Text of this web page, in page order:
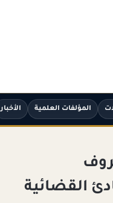
المؤلفات العلمية الأخبار
القضائية